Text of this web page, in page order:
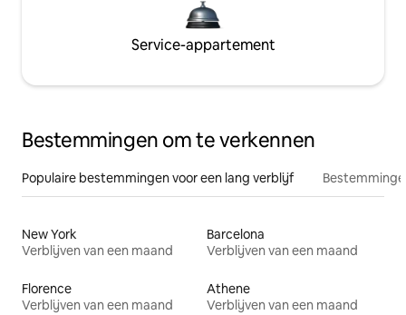
Service-appartement
Bestemmingen om te verkennen
Populaire bestemmingen voor een lang verblijf
New York
Verblijven van een maand
Barcelona
Verblijven van een maand
Florence
Verblijven van een maand
Athene
Verblijven van een maand